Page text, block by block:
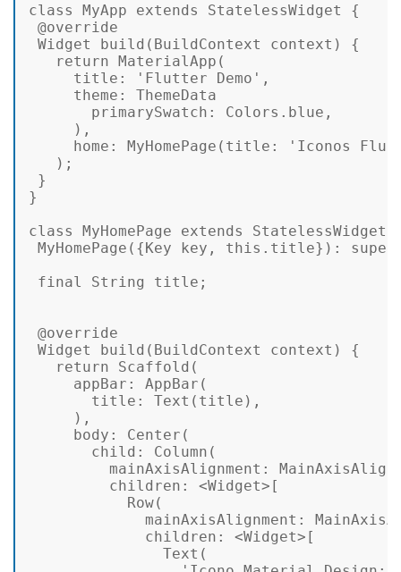
class
MyApp extends StatelessWidget
{
@override
Widget build (BuildContext context) {
return MaterialApp
title : 'Flutter Demo'
theme
primarySwatch : Colors.blue,
),
home: MyHomePage ( title :
'Iconos
);
}
}
class
MyHomePage extends StatelessWidget
MyHomePage ({Key key, this.title}): super
final
String title;
@override
Widget build (BuildContext context) {
return
Scaffold
appBar : AppBar
title : Text (title),
body : Center
child : Column
mainAxisAlignment
children : <Widget>[
Row
mainAxisAlignment
children : <Widget>[
Text (